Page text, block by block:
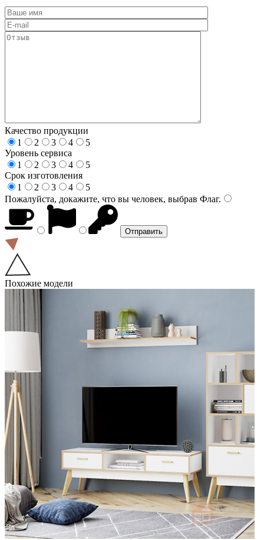
Качество продукции
1
2 3 4
5
Уровень сервиса
1
2 3 4
5
Срок изготовления
1
2 3 4
5
Пожалуйста, докажите, что вы человек, выбрав Флаг.
Похожие модели